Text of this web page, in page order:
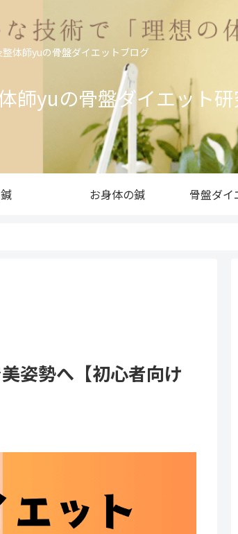
整体師yuの骨盤ダイエットブログ
師yuの骨盤ダイエット
お身体の鍼 骨盤ダイ
姿勢へ【初心者向け